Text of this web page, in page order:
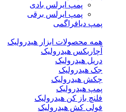
پمپ ایرلس بادی
پمپ ایرلس برقی
پمپ دیافراگمی
همه محصولات ابزار هیدرولیک
آچاربکس هیدرولیک
دریل هیدرولیک
جک هیدرولیک
چکش هیدرولیک
پمپ هیدرولیک
فلنچ باز کن هیدرولیک
فولی کش هیدرولیک